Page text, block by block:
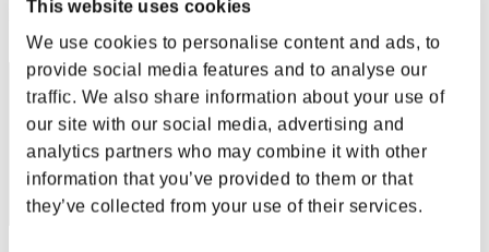
This website uses cookies
We use cookies to personalise content and ads, to
provide social media features and to analyse our
traffic. We also share information about your use of
our site with our social media, advertising and
analytics partners who may combine it with other
information that you’ve provided to them or that
they’ve collected from your use of their services.
Posición
241